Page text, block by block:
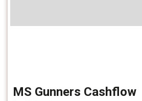
MS Gunners Cashflow